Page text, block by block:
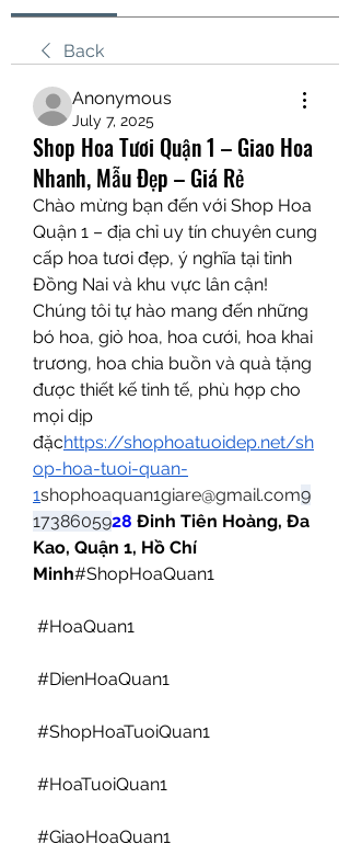
Back
Anonymous
July 7, 2025
Shop Hoa Tươi Quận 1 – Giao Hoa
Nhanh, Mẫu Đẹp – Giá Rẻ
Chào mừng bạn đến với Shop Hoa
Quận 1 – địa chỉ uy tín chuyên cung
cấp hoa tươi đẹp, ý nghĩa tại tỉnh
Đồng Nai và khu vực lân cận!
Chúng tôi tự hào mang đến những
bó hoa, giỏ hoa, hoa cưới, hoa khai
trương, hoa chia buồn và quà tặng
được thiết kế tinh tế, phù hợp cho
mọi dịp
đặchttps://shophoatuoidep.net/sh
op-hoa-tuoi-quan-
1shophoaquan1giare@gmail.com9
1738605928 Đinh Tiên Hoàng, Đa
Kao, Quận 1, Hồ Chí
Minh#ShopHoaQuan1
#HoaQuan1
#DienHoaQuan1
#ShopHoaTuoiQuan1
#HoaTuoiQuan1
#GiaoHoaQuan1